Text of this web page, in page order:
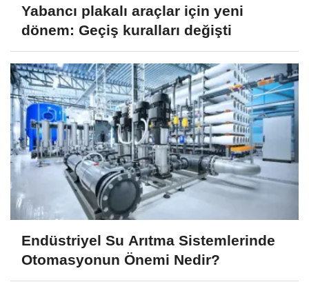
Yabancı plakalı araçlar için yeni
dönem: Geçiş kuralları değişti
Endüstriyel Su Arıtma Sistemlerinde
Otomasyonun Önemi Nedir?